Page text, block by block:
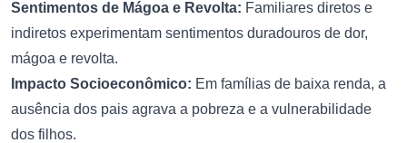
Sentimentos de Mágoa e Revolta: Familiares diretos e
indiretos experimentam sentimentos duradouros de dor,
mágoa e revolta.
Impacto Socioeconômico: Em famílias de baixa renda, a
ausência dos pais agrava a pobreza e a vulnerabilidade
dos filhos.